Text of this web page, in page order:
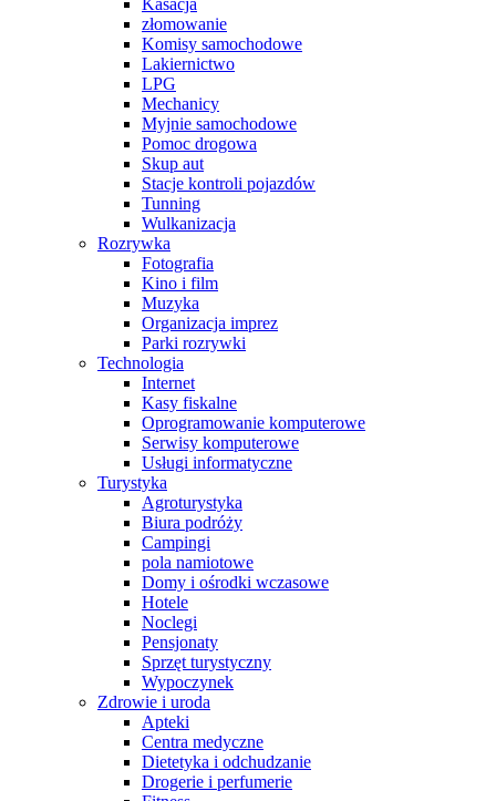
Kasacja
złomowanie
Komisy samochodowe
Lakiernictwo
LPG
Mechanicy
Myjnie samochodowe
Pomoc drogowa
Skup aut
Stacje kontroli pojazdów
Tunning
Wulkanizacja
Rozrywka
Fotografia
Kino i film
Muzyka
Organizacja imprez
Parki rozrywki
Technologia
Internet
Kasy fiskalne
Oprogramowanie komputerowe
Serwisy komputerowe
Usługi informatyczne
Turystyka
Agroturystyka
Biura podróży
Campingi
pola namiotowe
Domy i ośrodki wczasowe
Hotele
Noclegi
Pensjonaty
Sprzęt turystyczny
Wypoczynek
Zdrowie i uroda
Apteki
Centra medyczne
Dietetyka i odchudzanie
Drogerie i perfumerie